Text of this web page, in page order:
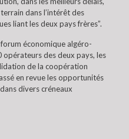
dans l’intérêt des
liant les deux pays frères”.
économique algéro-
des deux pays, les
de la coopération
en revue les opportunités
divers créneaux